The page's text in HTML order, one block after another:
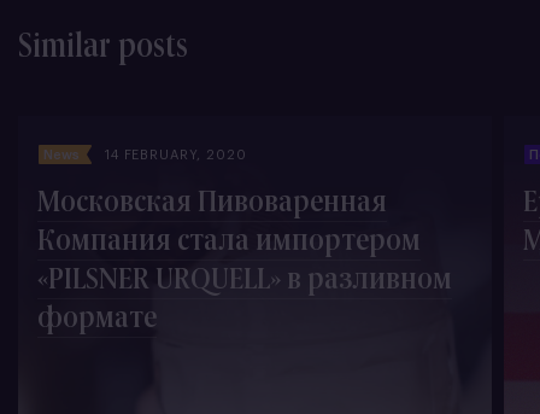
Similar posts
News 14 FEBRUARY, 2020
Московская Пивоваренная
Компания стала импортером
«PILSNER URQUELL» в разливном
формате